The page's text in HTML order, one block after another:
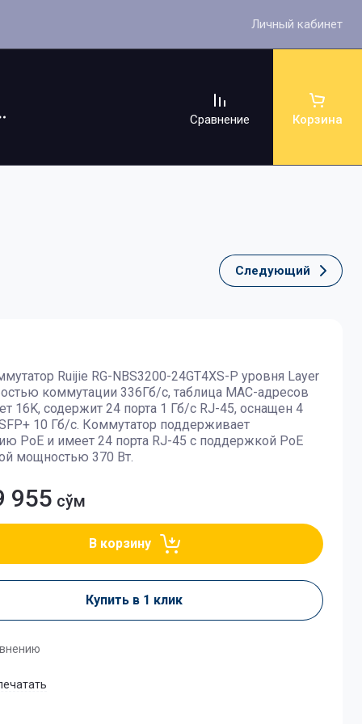
Личный кабинет
Сравнение Корзина
Следующий
Ruijie RG-NBS3200-24GT4XS-P уровня Layer
коммутации 336Гб/с, таблица MAC-адресов
16K, содержит 24 порта 1 Гб/с RJ-45, оснащен 4
10 Гб/с. Коммутатор поддерживает
PoE и имеет 24 порта RJ-45 с поддержкой PoE
мощностью 370 Вт.
955 сўм
В корзину
Купить в 1 клик